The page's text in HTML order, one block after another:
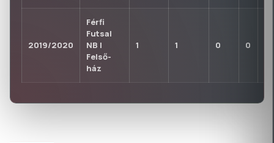
2019/2020
Férfi
Futsal
NB I
Felső-
ház
1 1 0 0